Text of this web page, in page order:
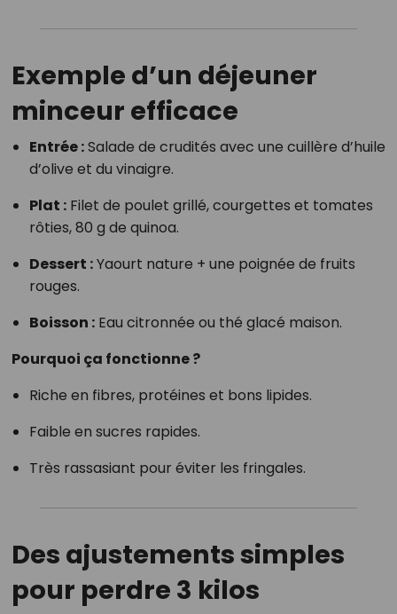
Exemple d’un déjeuner
minceur efficace
Entrée :Salade de crudités avec une cuillère d’huile
d’olive et du vinaigre.
Plat :Filet de poulet grillé, courgettes et tomates
rôties, 80 g de quinoa.
Dessert :Yaourt nature + une poignée de fruits
rouges.
Boisson :Eau citronnée ou thé glacé maison.
Pourquoi ça fonctionne ?
Riche en fibres, protéines et bons lipides.
Faible en sucres rapides.
Très rassasiant pour éviter les fringales.
Des ajustements simples
pour perdre 3 kilos